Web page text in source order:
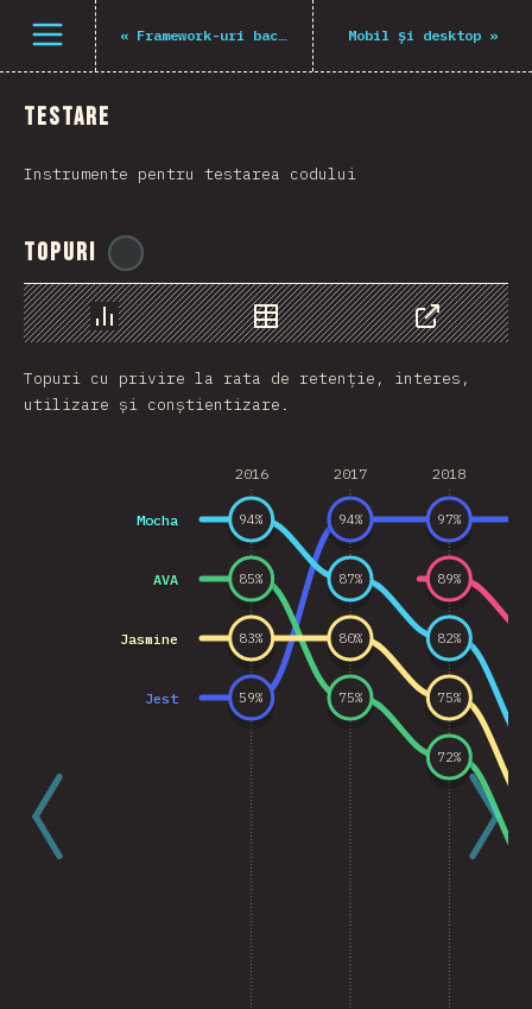
Deschide meniu
« Framework-uri back-end Mobil și desktop »
Testare
Instrumente pentru testarea codului
Topuri
Grafic Date
Share
Topuri cu privire la rata de retenție, interes,
utilizare și conștientizare.
2016 2017 2018
Jest
Mocha
AVA
Jasmine
59%
94% 97%
94%
87%
82%
89%
85%
75%
72%
83% 80%
75%
Navigated to The State of JS 2021